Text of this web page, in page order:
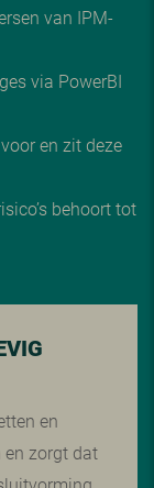
van IPM-
via PowerBI
en zit deze
behoort tot
en
en zorgt dat